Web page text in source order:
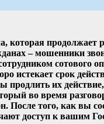
которая продолжает
– мошенники
сотового
истекает срок
продлить их
во время
После того, как вы
доступ к вашим